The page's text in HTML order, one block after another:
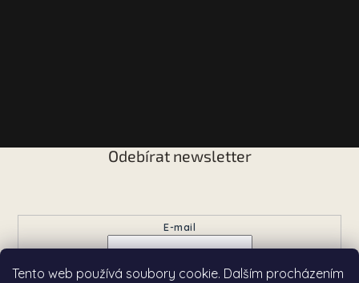
Tento web používá soubory cookie. Dalším procházením
Odebírat newsletter
E-mail
Přihlásit se